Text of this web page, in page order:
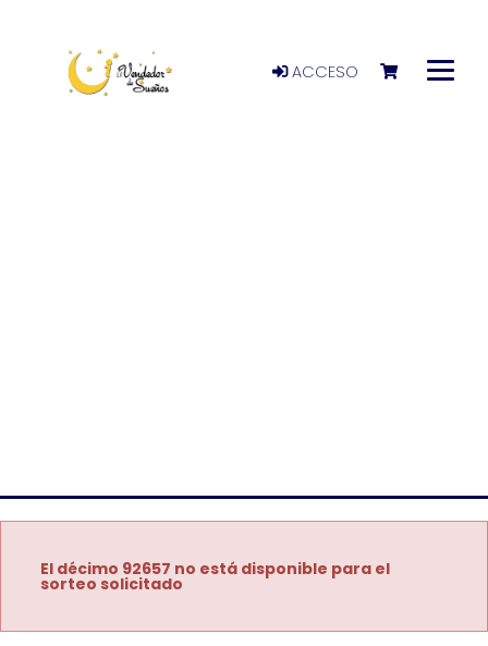
ACCESO
El décimo 92657 no está disponible para el
sorteo solicitado